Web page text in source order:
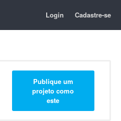
Login Cadastre-se
Publique um
projeto como
este